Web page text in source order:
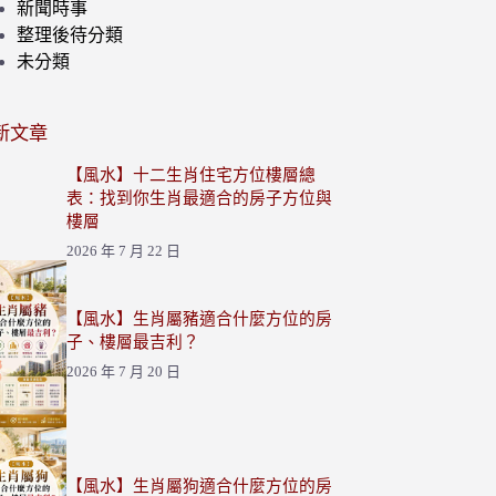
新聞時事
整理後待分類
未分類
文章
【風水】十二生肖住宅方位樓層總
表：找到你生肖最適合的房子方位與
樓層
2026 年 7 月 22 日
【風水】生肖屬豬適合什麼方位的房
子、樓層最吉利？
2026 年 7 月 20 日
【風水】生肖屬狗適合什麼方位的房